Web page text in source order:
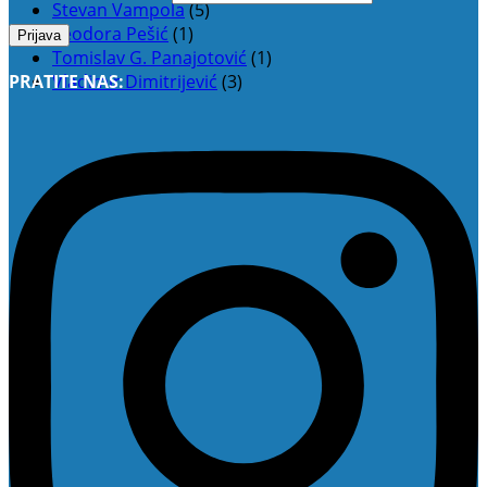
Stevan Vampola(5)
Teodora Pešić (1)
Tomislav G. Panajotović (1)
Vladimir Dimitrijević (3)
PRATITE NAS: